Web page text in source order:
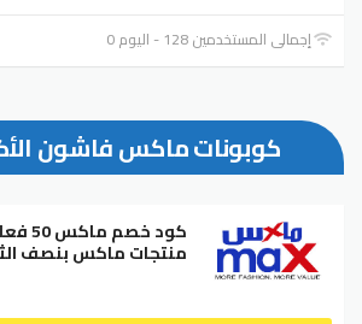
إجمالي المستخدمين 128 - اليوم 0
كوبونات ماكس فاشون
كود
منتجات ماكس بنصف